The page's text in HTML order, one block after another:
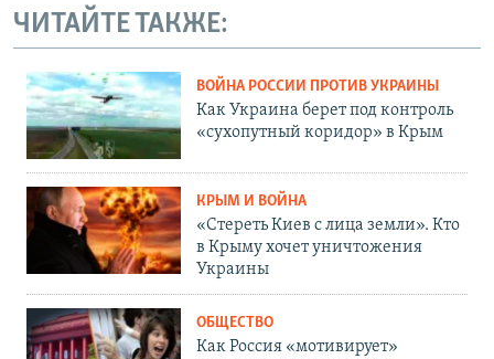
ЧИТАЙТЕ ТАКЖЕ:
ВОЙНА РОССИИ ПРОТИВ УКРАИНЫ
Как Украина берет под контроль
«сухопутный коридор» в Крым
КРЫМ И ВОЙНА
«Стереть Киев с лица земли». Кто
в Крыму хочет уничтожения
Украины
ОБЩЕСТВО
Как Россия «мотивирует»